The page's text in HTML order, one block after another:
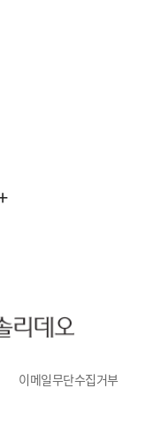
이메일무단수집거부